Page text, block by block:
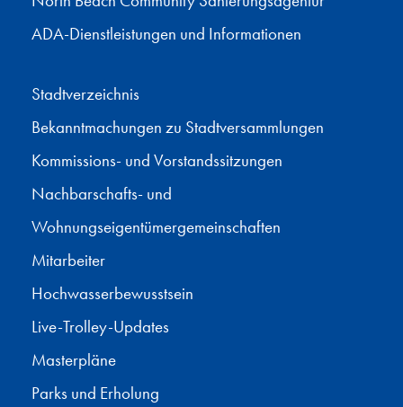
ADA-Dienstleistungen und Informationen
Stadtverzeichnis
Bekanntmachungen zu Stadtversammlungen
Kommissions- und Vorstandssitzungen
Nachbarschafts- und
Wohnungseigentümergemeinschaften
Mitarbeiter
Hochwasserbewusstsein
Live-Trolley-Updates
Masterpläne
Parks und Erholung